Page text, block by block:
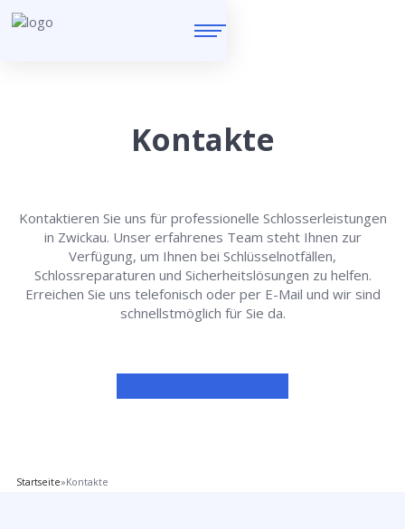
Kontakte
Kontaktieren Sie uns für professionelle Schlosserleistungen
in Zwickau. Unser erfahrenes Team steht Ihnen zur
Verfügung, um Ihnen bei Schlüsselnotfällen,
Schlossreparaturen und Sicherheitslösungen zu helfen.
Erreichen Sie uns telefonisch oder per E-Mail und wir sind
schnellstmöglich für Sie da.
Startseite»Kontakte